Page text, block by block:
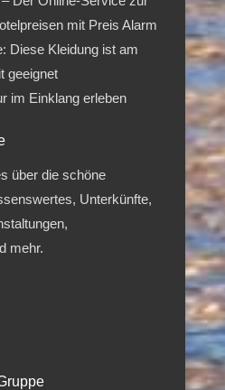
mit Preis Alarm
Diese Kleidung ist am
geeignet
im Einklang erleben
über die schöne
Unterkünfte,
mehr.